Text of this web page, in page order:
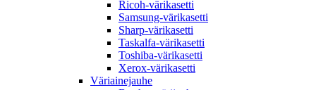
Ricoh-värikasetti
Samsung-värikasetti
Sharp-värikasetti
Taskalfa-värikasetti
Toshiba-värikasetti
Xerox-värikasetti
Väriainejauhe